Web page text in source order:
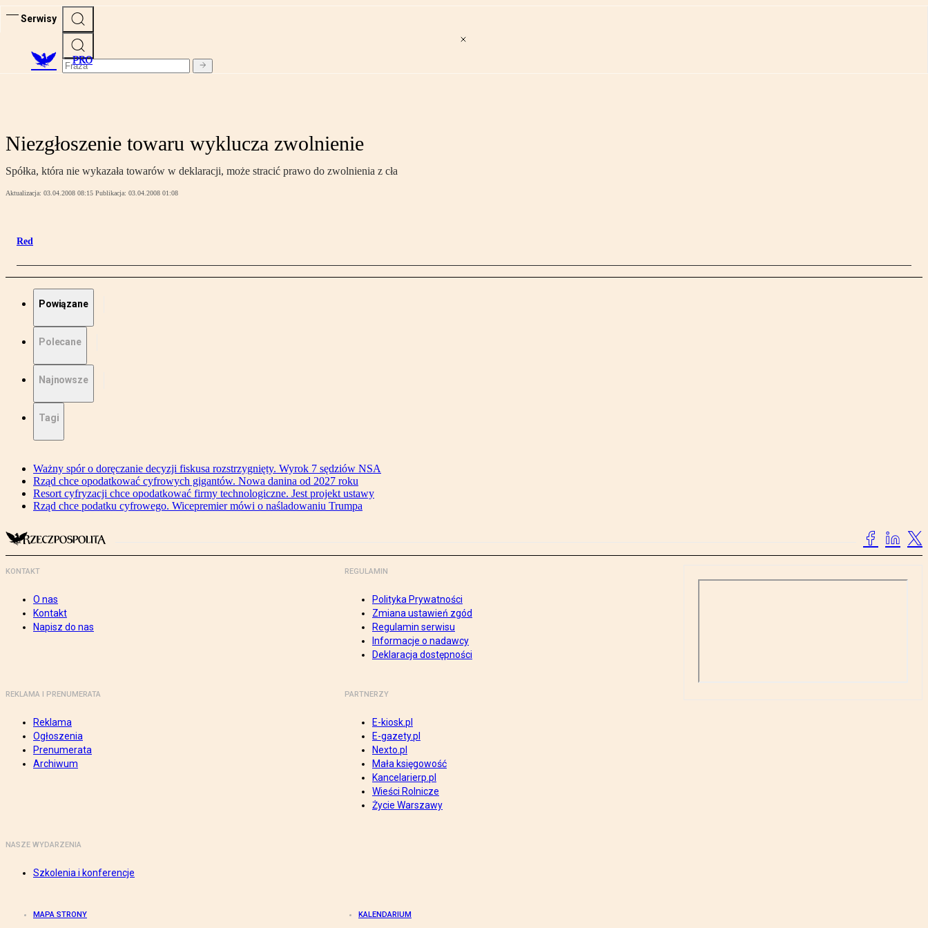
Serwisy
PRO
Niezgłoszenie towaru wyklucza zwolnienie
Spółka, która nie wykazała towarów w deklaracji, może stracić prawo do zwolnienia z cła
Aktualizacja: 03.04.2008 08:15 Publikacja: 03.04.2008 01:08
Red
Powiązane
Polecane
Najnowsze
Tagi
Ważny spór o doręczanie decyzji fiskusa rozstrzygnięty. Wyrok 7 sędziów NSA
Rząd chce opodatkować cyfrowych gigantów. Nowa danina od 2027 roku
Resort cyfryzacji chce opodatkować firmy technologiczne. Jest projekt ustawy
Rząd chce podatku cyfrowego. Wicepremier mówi o naśladowaniu Trumpa
KONTAKT
O nas
Kontakt
Napisz do nas
REGULAMIN
Polityka Prywatności
Zmiana ustawień zgód
Regulamin serwisu
Informacje o nadawcy
Deklaracja dostępności
REKLAMA I PRENUMERATA
Reklama
Ogłoszenia
Prenumerata
Archiwum
PARTNERZY
E-kiosk.pl
E-gazety.pl
Nexto.pl
Mała księgowość
Kancelarierp.pl
Wieści Rolnicze
Życie Warszawy
NASZE WYDARZENIA
Szkolenia i konferencje
MAPA STRONY KALENDARIUM